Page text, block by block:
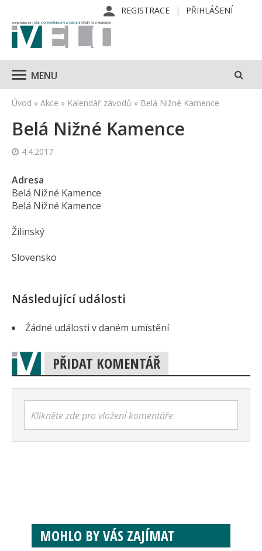
REGISTRACE PŘIHLÁŠENÍ
MENU
Úvod » Akce » Kalendář závodů » Belá Nižné Kamence
Belá Nižné Kamence
4.4.2017
Adresa
Belá Nižné Kamence
Belá Nižné Kamence
Žilinský
Slovensko
Následující události
Źádné události v daném umístění
PŘIDAT KOMENTÁŘ
Klikněte zde pro vložení komentáře
MOHLO BY VÁS ZAJÍMAT